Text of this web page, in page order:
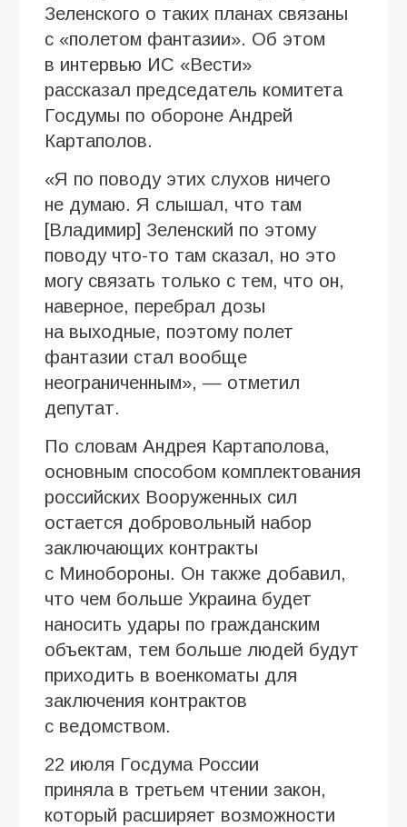
Зеленского о таких планах связаны
с «полетом фантазии». Об этом
в интервью ИC «Вести»
рассказал председатель комитета
Госдумы по обороне Андрей
Картаполов.
«Я по поводу этих слухов ничего
не думаю. Я слышал, что там
[Владимир] Зеленский по этому
поводу что-то там сказал, но это
могу связать только с тем, что он,
наверное, перебрал дозы
на выходные, поэтому полет
фантазии стал вообще
неограниченным», — отметил
депутат.
По словам Андрея Картаполова,
основным способом комплектования
российских Вооруженных сил
остается добровольный набор
заключающих контракты
с Минобороны. Он также добавил,
что чем больше Украина будет
наносить удары по гражданским
объектам, тем больше людей будут
приходить в военкоматы для
заключения контрактов
с ведомством.
22 июля Госдума России
приняла в третьем чтении закон,
который расширяет возможности